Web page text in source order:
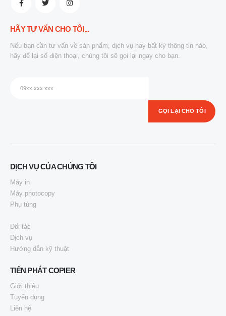
HÃY TƯ VẤN CHO TÔI...
Nếu bạn cần tư vấn về sản phẩm, dịch vụ hay bất kỳ thông tin nào,
hãy để lại số điện thoại, chúng tôi sẽ gọi lại ngay cho bạn.
DỊCH VỤ CỦA CHÚNG TÔI
Máy in
Máy photocopy
Phụ tùng
Đối tác
Dịch vụ
Hướng dẫn kỹ thuật
TIẾN PHÁT COPIER
Giới thiệu
Tuyển dụng
Liên hệ